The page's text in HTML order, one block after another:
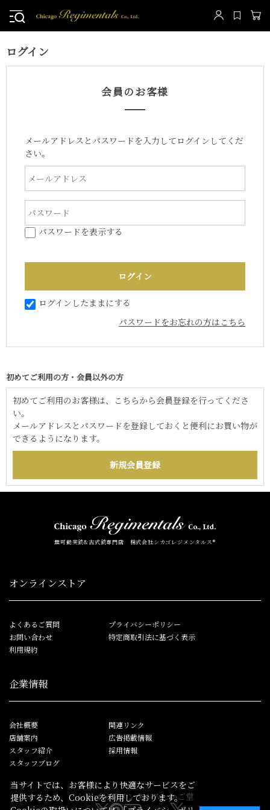
ログイン
会員のお客様
メールアドレスとパスワードを入力してログインしてくだ
さい。
パスワードを表示する
ログインしたままにする
パスワードをお忘れの方はこちら
初めてご利用の方・会員以外の方
初めてご利用のお客様は、こちらから会員登録を行ってくださ
い。
メールアドレスとパスワードを登録しておくと便利にお買い物が
できるようになります。
無可動実銃&古式銃専門店 株式会社シカゴレジメンタルス®
オンラインストア
よくあるご質問
お問い合わせ
利用規約
プライバシーポリシー
特定商取引法に基づく表示
企業情報
会社概要
店舗案内
スタッフ紹介
スタッフブログ
関連リンク
広告掲載情報
採用情報
シカゴレジメンタルスしかご堂
当サイトでは、お客様により快適なサービスをご
提供するため、Cookieを利用しております。